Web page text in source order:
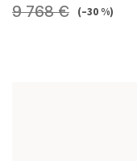
9 768 € (–30 %)